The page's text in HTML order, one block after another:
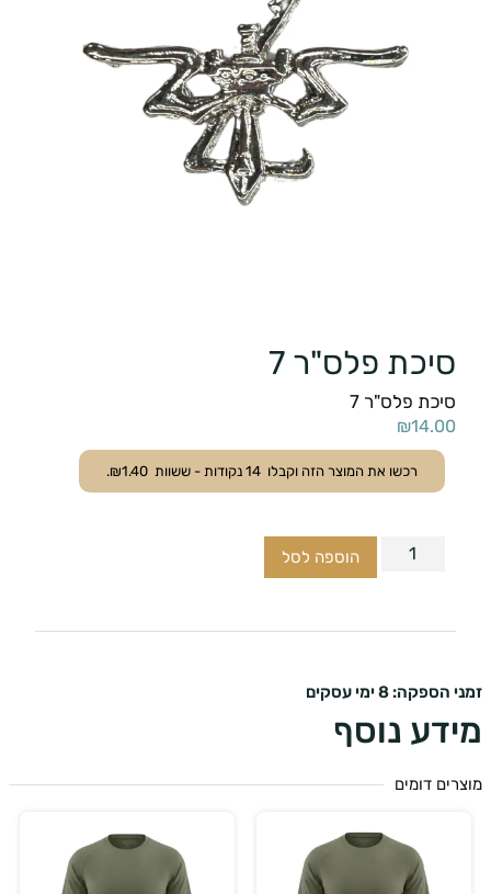
סיכת פלס"ר 7
סיכת פלס"ר 7
₪14.00
רכשו את המוצר הזה וקבלו14נקודות - ששוות ₪ 1.40
.
הוספה לסל
8 ימי עסקים
נוסף
דומים